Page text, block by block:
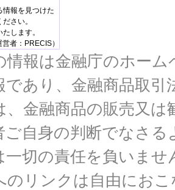
情報を見つけた
さい。
します。
営者：PRECIS）
情報は金融庁のホー
であり、金融商品取
、金融商品の販売又
ご自身の判断でなさ
一切の責任を負いませ
のリンクは自由にお